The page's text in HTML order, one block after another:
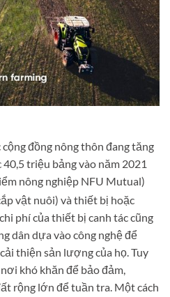
đồng nông thôn đang tăng
triệu bảng vào năm 2021
nông nghiệp NFU Mutual)
vật nuôi) và thiết bị hoặc
phí của thiết bị canh tác cũng
dân dựa vào công nghệ để
thiện sản lượng của họ. Tuy
khó khăn để bảo đảm,
rộng lớn để tuần tra. Một cách